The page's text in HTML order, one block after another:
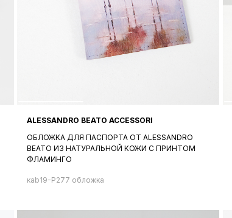
ALESSANDRO BEATO ACCESSORI
ОБЛОЖКА ДЛЯ ПАСПОРТА ОТ ALESSANDRO
BEATO ИЗ НАТУРАЛЬНОЙ КОЖИ С ПРИНТОМ
ФЛАМИНГО
кab19-P277 обложка